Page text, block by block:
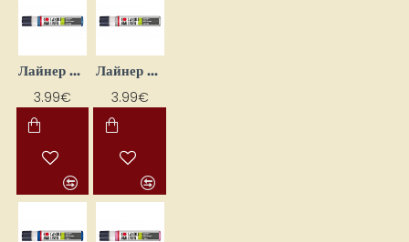
Лайнер для декорирования свечей — сапфир с блёстками (25 мл)
3.99€
Лайнер для декорирования свечей — серебристый с блёстками (25 мл)
3.99€